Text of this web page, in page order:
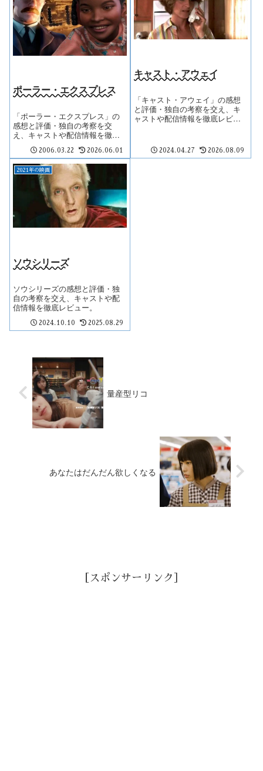
ポーラー・エクスプレス
「ポーラー・エクスプレス」の
感想と評価・独自の考察を交
え、キャストや配信情報を徹底
レビュー。
2006.03.22 2026.06.01
キャスト・アウェイ
「キャスト・アウェイ」の感想
と評価・独自の考察を交え、キ
ャストや配信情報を徹底レビュ
2024.04.27 2026.08.09
2021年の映画
ソウシリーズ
ソウシリーズの感想と評価・独
自の考察を交え、キャストや配
信情報を徹底レビュー。
2024.10.10 2025.08.29
量産型リコ
あなたはだんだん欲しくなる
［スポンサーリンク］